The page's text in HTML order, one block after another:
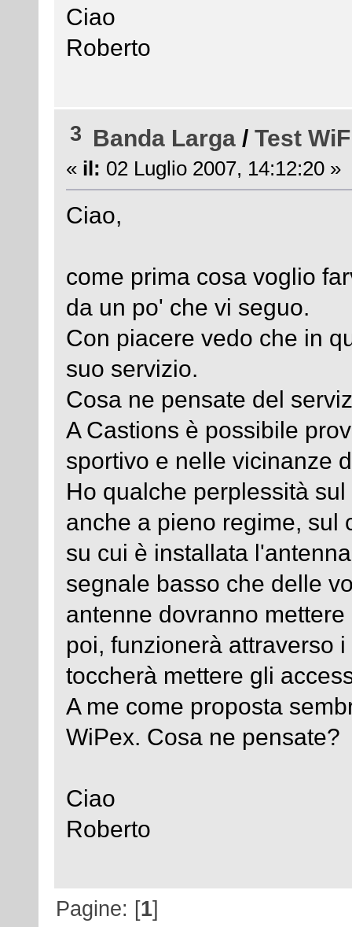
Ciao
Roberto
3 Banda Larga /Test
« il: 02 Luglio 2007, 14:12:20 »
Ciao,
come prima cosa voglio
da un po' che vi seguo.
Con piacere vedo che in
suo servizio.
Cosa ne pensate del
A Castions è possibile
sportivo e nelle vicinanze
Ho qualche perplessità
anche a pieno regime, sul
su cui è installata
segnale basso che delle
antenne dovranno
poi, funzionerà attraverso
toccherà mettere gli
A me come proposta
WiPex. Cosa ne pensate?
Ciao
Roberto
Pagine: [1]